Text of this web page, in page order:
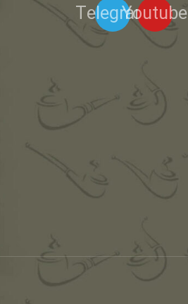
Youtube
Telegram